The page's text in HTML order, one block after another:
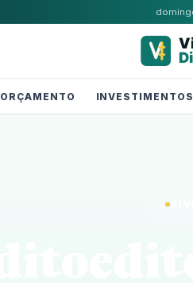
ORÇAMENTO INVESTIMENTOS